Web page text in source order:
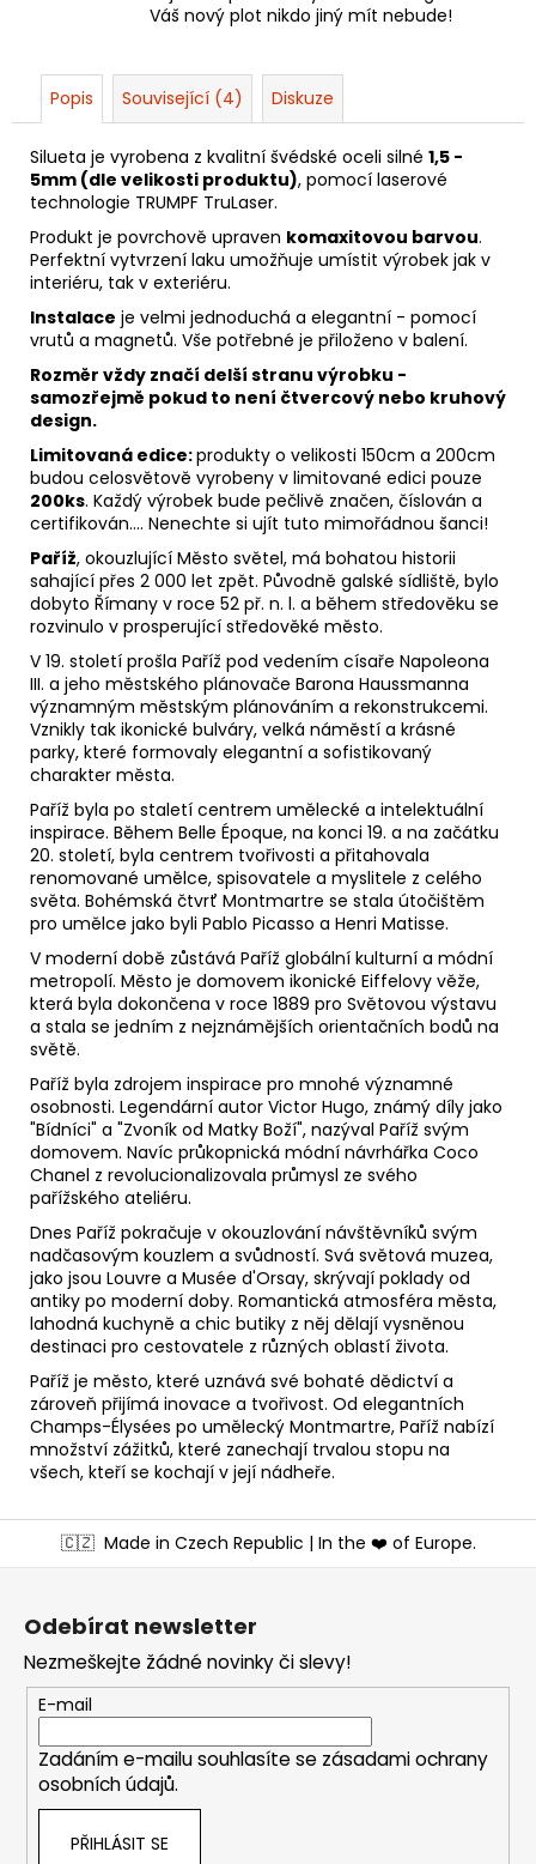
Váš nový plot nikdo jiný mít nebude!
Popis Související (4) Diskuze
Silueta je vyrobena z kvalitní švédské oceli silné 1,5 -
5mm (dle velikosti produktu), pomocí laserové
technologie TRUMPF TruLaser.
Produkt je povrchově upraven komaxitovou barvou.
Perfektní vytvrzení laku umožňuje umístit výrobek jak v
interiéru, tak v exteriéru.
Instalace je velmi jednoduchá a elegantní - pomocí
vrutů a magnetů. Vše potřebné je přiloženo v balení.
Rozměr vždy značí delší stranu výrobku -
samozřejmě pokud to není čtvercový nebo kruhový
design.
Limitovaná edice:produkty o velikosti 150cm a 200cm
budou celosvětově vyrobeny v limitované edici pouze
200ks. Každý výrobek bude pečlivě značen, číslován a
certifikován.... Nenechte si ujít tuto mimořádnou šanci!
Paříž, okouzlující Město světel, má bohatou historii
sahající přes 2 000 let zpět. Původně galské sídliště, bylo
dobyto Římany v roce 52 př. n. l. a během středověku se
rozvinulo v prosperující středověké město.
V 19. století prošla Paříž pod vedením císaře Napoleona
III. a jeho městského plánovače Barona Haussmanna
významným městským plánováním a rekonstrukcemi.
Vznikly tak ikonické bulváry, velká náměstí a krásné
parky, které formovaly elegantní a sofistikovaný
charakter města.
Paříž byla po staletí centrem umělecké a intelektuální
inspirace. Během Belle Époque, na konci 19. a na začátku
20. století, byla centrem tvořivosti a přitahovala
renomované umělce, spisovatele a myslitele z celého
světa. Bohémská čtvrť Montmartre se stala útočištěm
pro umělce jako byli Pablo Picasso a Henri Matisse.
V moderní době zůstává Paříž globální kulturní a módní
metropolí. Město je domovem ikonické Eiffelovy věže,
která byla dokončena v roce 1889 pro Světovou výstavu
a stala se jedním z nejznámějších orientačních bodů na
světě.
Paříž byla zdrojem inspirace pro mnohé významné
osobnosti. Legendární autor Victor Hugo, známý díly jako
"Bídníci" a "Zvoník od Matky Boží", nazýval Paříž svým
domovem. Navíc průkopnická módní návrhářka Coco
Chanel z revolucionalizovala průmysl ze svého
pařížského ateliéru.
Dnes Paříž pokračuje v okouzlování návštěvníků svým
nadčasovým kouzlem a svůdností. Svá světová muzea,
jako jsou Louvre a Musée d'Orsay, skrývají poklady od
antiky po moderní doby. Romantická atmosféra města,
lahodná kuchyně a chic butiky z něj dělají vysněnou
destinaci pro cestovatele z různých oblastí života.
Paříž je město, které uznává své bohaté dědictví a
zároveň přijímá inovace a tvořivost. Od elegantních
Champs-Élysées po umělecký Montmartre, Paříž nabízí
množství zážitků, které zanechají trvalou stopu na
všech, kteří se kochají v její nádheře.
á
🇨🇿 Made in Czech Republic | In the ❤️ of Europe.
Odebírat newsletter
Nezmeškejte žádné novinky či slevy!
E-mail
Zadáním e-mailu souhlasíte se zásadami ochrany
osobních údajů.
PŘIHLÁSIT SE